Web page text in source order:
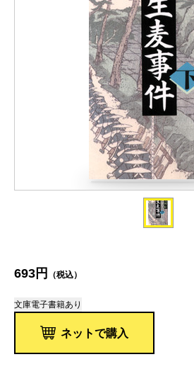
693円 （税込）
文庫電子書籍あり
ネットで購入